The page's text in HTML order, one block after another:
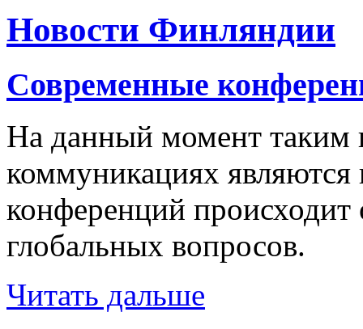
Новости Финляндии
Современные
На данный момент
коммуникациях
конференций
глобальных вопросов.
Читать дальше